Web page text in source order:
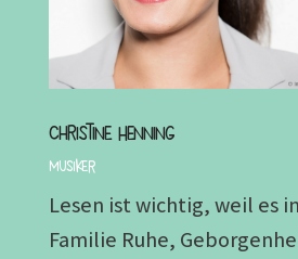
Christine Henning
Musiker
Lesen ist wichtig, weil es
Familie Ruhe,